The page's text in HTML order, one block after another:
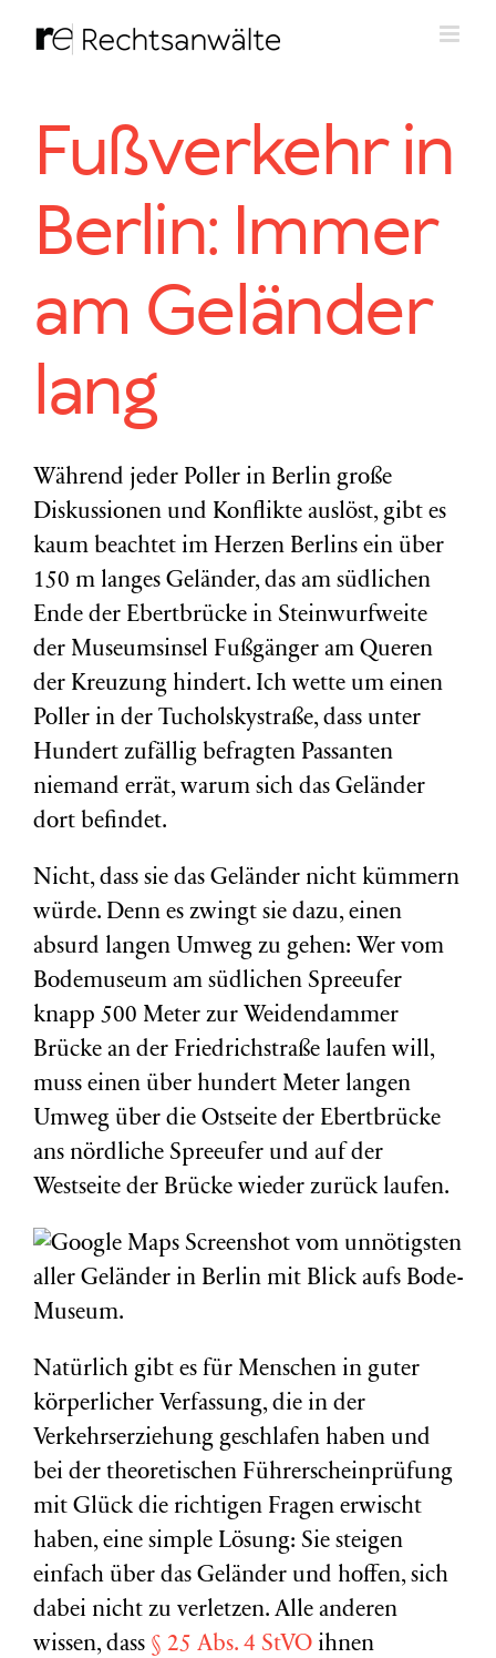
Inhalt
Fußverkehr in
Berlin: Immer
am Geländer
lang
Während jeder Poller in Berlin große
Diskussionen und Konflikte auslöst, gibt es
kaum beachtet im Herzen Berlins ein über
150 m langes Geländer, das am südlichen
Ende der Ebertbrücke in Steinwurfweite
der Museumsinsel Fußgänger am Queren
der Kreuzung hindert. Ich wette um einen
Poller in der Tucholskystraße, dass unter
Hundert zufällig befragten Passanten
niemand errät, warum sich das Geländer
dort befindet.
Nicht, dass sie das Geländer nicht kümmern
würde. Denn es zwingt sie dazu, einen
absurd langen Umweg zu gehen: Wer vom
Bodemuseum am südlichen Spreeufer
knapp 500 Meter zur Weidendammer
Brücke an der Friedrichstraße laufen will,
muss einen über hundert Meter langen
Umweg über die Ostseite der Ebertbrücke
ans nördliche Spreeufer und auf der
Westseite der Brücke wieder zurück laufen.
Natürlich gibt es für Menschen in guter
körperlicher Verfassung, die in der
Verkehrserziehung geschlafen haben und
bei der theoretischen Führerscheinprüfung
mit Glück die richtigen Fragen erwischt
haben, eine simple Lösung: Sie steigen
einfach über das Geländer und hoffen, sich
dabei nicht zu verletzen. Alle anderen
wissen, dass § 25 Abs. 4 StVO ihnen